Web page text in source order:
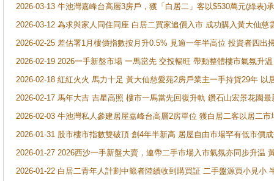
2026-03-13 牛池灣嘉峰台高層3房戶，獲「白居二」客以$530萬元(綠表)
2026-03-12 為求與家人同住同座 白居二買家追價入市 成功購入黃大仙
2026-02-25 差估署1月樓價指數按月升0.5% 見逾一年半高位 投資者四
2026-02-19 2026一手新盤市場 一馬當先 交投暢旺 帶動整體樓市氣氛升
2026-02-18 紅紅火火 馬力十足 黃大仙慈愛苑2房戶業主一手持貨29年 以
2026-02-17 馬年大吉 吉星高照 樓市一馬當先回復升軌 鑽石山宏景花園
2026-02-03 牛池灣私人參建居屋嘉峰台高層2房單位 獲白居二客以居二市
2026-01-31 股市樓市指數雙破頂 創4年半新高 居屋自由市場罕有低市價
2026-01-27 2026西沙一手新盤大賣，連帶二手市場入市氣氛亦同步升温
2026-01-22 白居二青年人計劃中籤者陸續收到購買証 二手盤源買小見小